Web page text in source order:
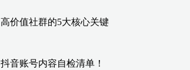
高价值社群的5大核心关键
抖音账号内容自检清单！